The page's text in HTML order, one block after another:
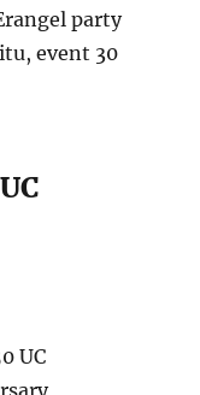
party
event 30
UC